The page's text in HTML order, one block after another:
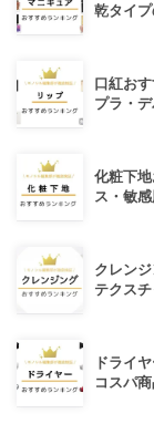
乾タイ
口紅お
プラ・
化粧下
ス・敏
クレン
テクス
ドライ
コスパ商